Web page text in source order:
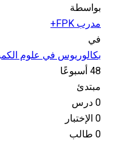
بواسطة
مدرب FPK+
في
بكالوريوس في علوم
48 أسبوعًا
مبتدئ
0 درس
0 الإختبار
0 طالب